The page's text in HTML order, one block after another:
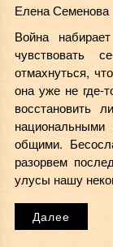
Елена Семенова
Война
чувствовать
отмахнуться,
она уже не где-
восстановить
общими.
разорвем
улусы нашу
Далее